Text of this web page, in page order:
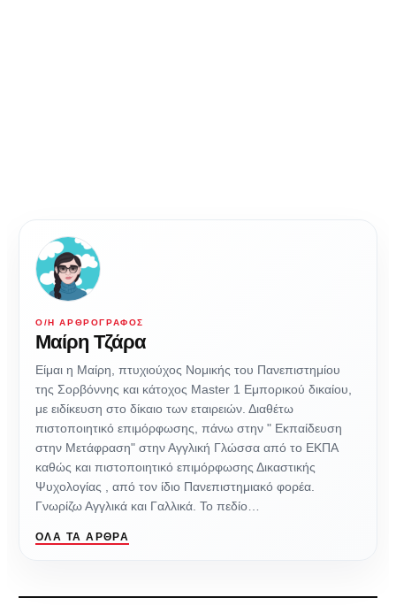
Ο/Η ΑΡΘΡΟΓΡΆΦΟΣ
Μαίρη Τζάρα
Είμαι η Μαίρη, πτυχιούχος Νομικής του Πανεπιστημίου
της Σορβόννης και κάτοχος Master 1 Εμπορικού δικαίου,
με ειδίκευση στο δίκαιο των εταιρειών. Διαθέτω
πιστοποιητικό επιμόρφωσης, πάνω στην " Εκπαίδευση
στην Μετάφραση" στην Αγγλική Γλώσσα από το ΕΚΠΑ
καθώς και πιστοποιητικό επιμόρφωσης Δικαστικής
Ψυχολογίας , από τον ίδιο Πανεπιστημιακό φορέα.
Γνωρίζω Αγγλικά και Γαλλικά. Το πεδίο…
ΌΛΑ ΤΑ ΆΡΘΡΑ